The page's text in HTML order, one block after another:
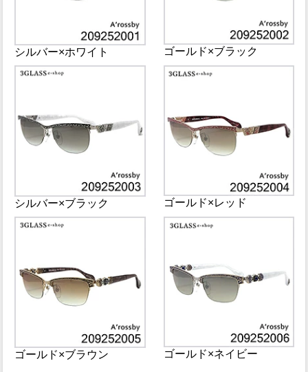
シルバー×ホワイト ゴールド×ブラック
シルバー×ブラック ゴールド×レッド
ゴールド×ブラウン ゴールド×ネイビー